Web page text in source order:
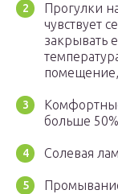
Прогулки
чувствует
закрывать
помещение,
больше
Солевая